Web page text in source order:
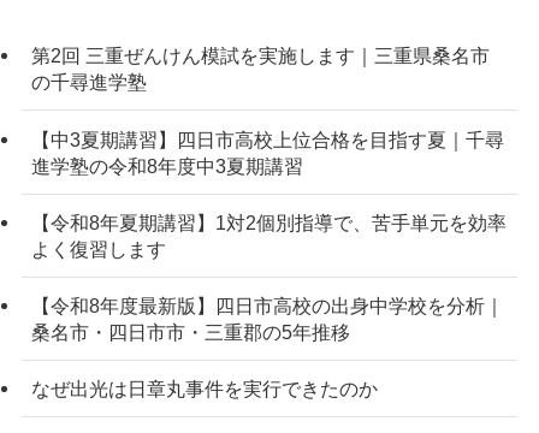
第2回 三重ぜんけん模試を実施します｜三重県桑名市
の千尋進学塾
【中3夏期講習】四日市高校上位合格を目指す夏｜千尋
進学塾の令和8年度中3夏期講習
【令和8年夏期講習】1対2個別指導で、苦手単元を効率
よく復習します
【令和8年度最新版】四日市高校の出身中学校を分析｜
桑名市・四日市市・三重郡の5年推移
なぜ出光は日章丸事件を実行できたのか